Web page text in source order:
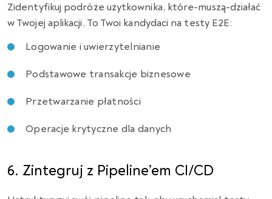
Zidentyfikuj podróże użytkownika, które-muszą-działać
w Twojej aplikacji. To Twoi kandydaci na testy E2E:
Logowanie i uwierzytelnianie
Podstawowe transakcje biznesowe
Przetwarzanie płatności
Operacje krytyczne dla danych
6. Zintegruj z Pipeline’em CI/CD